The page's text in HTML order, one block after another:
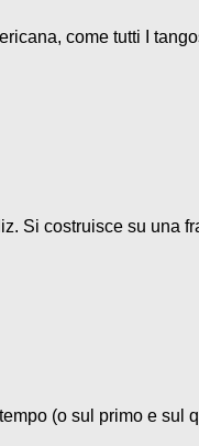
come tutti I
Si costruisce su una
(o sul primo e sul